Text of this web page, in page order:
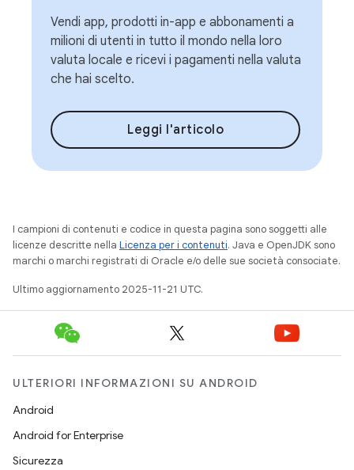
Vendi app, prodotti in-app e abbonamenti a
milioni di utenti in tutto il mondo nella loro
valuta locale e ricevi i pagamenti nella valuta
che hai scelto.
Leggi l'articolo
I campioni di contenuti e codice in questa pagina sono soggetti alle
licenze descritte nella Licenza per i contenuti. Java e OpenJDK sono
marchi o marchi registrati di Oracle e/o delle sue società consociate.
Ultimo aggiornamento 2025-11-21 UTC.
ULTERIORI INFORMAZIONI SU ANDROID
Android
Android for Enterprise
Sicurezza